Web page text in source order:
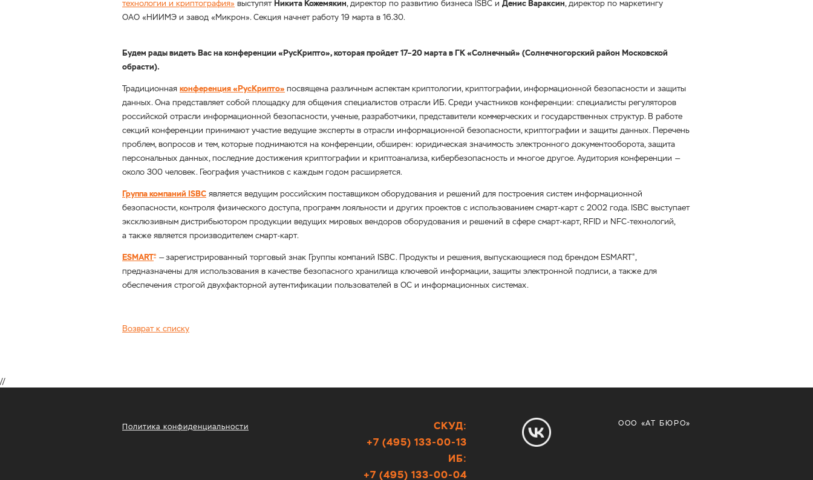
технологии и криптография» выступятНикита Кожемякин, директор по развитию бизнеса ISBC и Денис Вараксин, директор по маркетингу
ОАО «НИИМЭ и завод «Микрон». Секция начнет работу 19 марта в 16.30.
Будем рады видеть Вас на конференции «РусКрипто», которая пройдет 17–20 марта в ГК «Солнечный» (Солнечногорский район Московской
обрасти).
Традиционная конференция «РусКрипто» посвящена различным аспектам криптологии, криптографии, информационной безопасности и защиты
данных. Она представляет собой площадку для общения специалистов отрасли ИБ. Среди участников конференции: специалисты регуляторов
российской отрасли информационной безопасности, ученые, разработчики, представители коммерческих и государственных структур. В работе
секций конференции принимают участие ведущие эксперты в отрасли информационной безопасности, криптографии и защиты данных. Перечень
проблем, вопросов и тем, которые поднимаются на конференции, обширен: юридическая значимость электронного документооборота, защита
персональных данных, последние достижения криптографии и криптоанализа, кибербезопасность и многое другое. Аудитория конференции —
около 300 человек. География участников с каждым годом расширяется.
Группа компаний ISBC является ведущим российским поставщиком оборудования и решений для построения систем информационной
безопасности, контроля физического доступа, программ лояльности и других проектов с использованием смарт-картс 2002 года. ISBC выступает
эксклюзивным дистрибьютором продукции ведущих мировых вендоров оборудования и решений в сфере смарт-карт, RFID и NFC-технологий,
а также является производителем смарт-карт.
ESMART®— зарегистрированный торговый знак Группы компаний ISBC. Продукты и решения, выпускающиеся под брендом ESMART®,
предназначены для использования в качестве безопасного хранилища ключевой информации, защиты электронной подписи, а также для
обеспечения строгой двухфакторной аутентификации пользователей в ОС и информационных системах.
Возврат к списку
Политика конфиденциальности
СКУД:
+7 (495) 133-00-13
ИБ:
+7 (495) 133-00-04
ООО «АТ БЮРО»
//